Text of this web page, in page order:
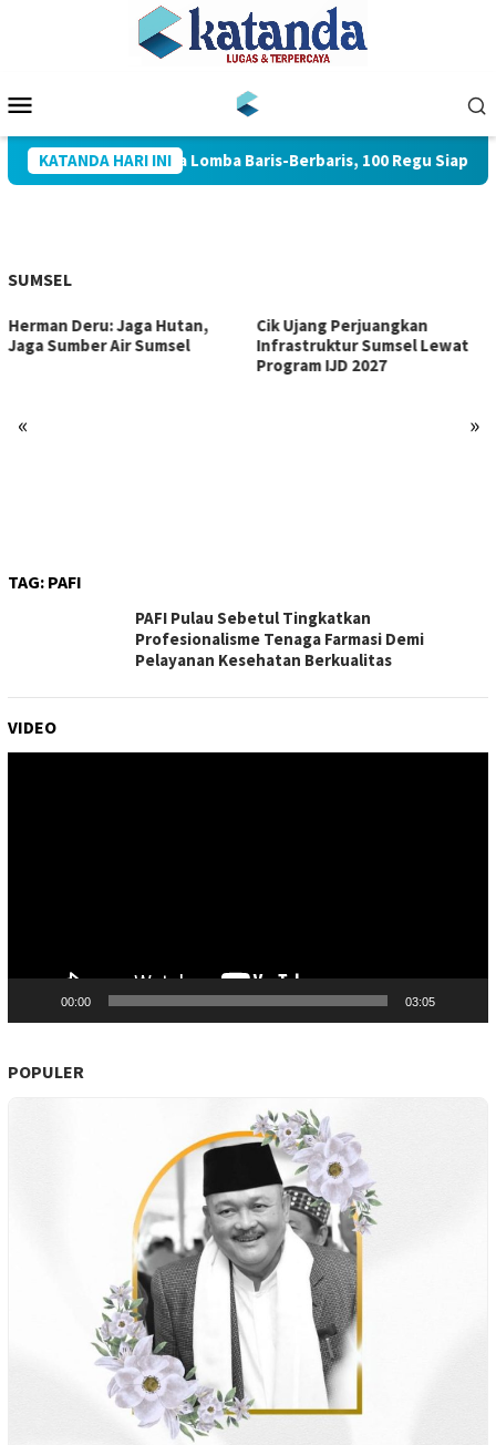
Mobile
KATANDA HARI INI
Bupati Toha Buka Lomba Baris-Berbaris, 100 Regu Siap
SUMSEL
« »
Herman Deru: Jaga Hutan,
Jaga Sumber Air Sumsel
Cik Ujang Perjuangkan
Infrastruktur Sumsel Lewat
Program IJD 2027
TAG: PAFI
PAFI Pulau Sebetul Tingkatkan
Profesionalisme Tenaga Farmasi Demi
Pelayanan Kesehatan Berkualitas
VIDEO
00:00 03:05
POPULER